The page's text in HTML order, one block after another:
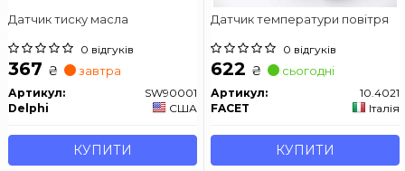
Датчик тиску масла
0 відгуків
367 ₴ завтра
Артикул:
SW90001
Delphi
США
КУПИТИ
Датчик температури повітря
0 відгуків
622 ₴ сьогодні
Артикул:
10.4021
FACET
Італія
КУПИТИ